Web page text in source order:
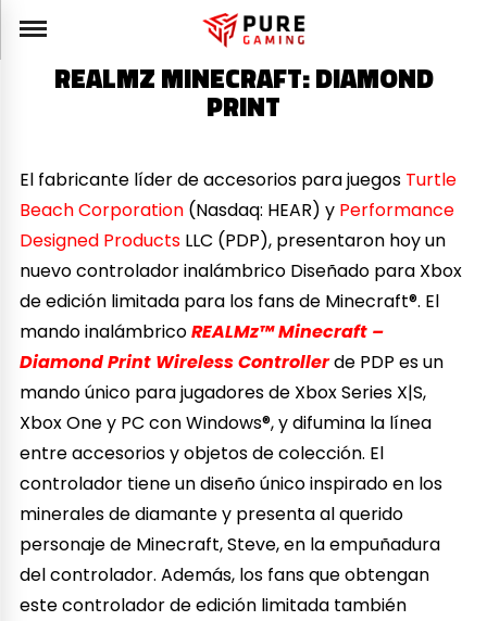
REALMZ MINECRAFT: DIAMOND
PRINT
El fabricante líder de accesorios para juegos Turtle
Beach Corporation (Nasdaq: HEAR) y Performance
Designed Products LLC (PDP), presentaron hoy un
nuevo controlador inalámbrico Diseñado para Xbox
de edición limitada para los fans de Minecraft®. El
mando inalámbricoREALMz™ Minecraft –
Diamond Print Wireless Controllerde PDP es un
mando único para jugadores de Xbox Series X|S,
Xbox One y PC con Windows®, y difumina la línea
entre accesorios y objetos de colección. El
controlador tiene un diseño único inspirado en los
minerales de diamante y presenta al querido
personaje de Minecraft, Steve, en la empuñadura
del controlador. Además, los fans que obtengan
este controlador de edición limitada también